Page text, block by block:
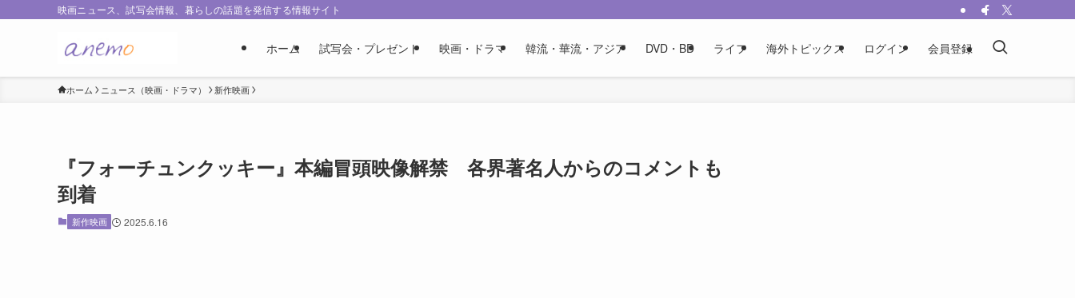
映画ニュース、試写会情報、暮らしの話題を発信する情報サイト
ホーム 試写会・プレゼント 映画・ドラマ 韓流・華流・アジア DVD・BD ライフ 海外トピックス ログイン 会員登録
ホーム ニュース（映画・ドラマ） 新作映画
『フォーチュンクッキー』本編冒頭映像解禁 各界著名人からのコメントも
到着
新作映画 2025.6.16